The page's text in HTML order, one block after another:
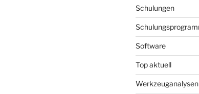
Schulungen
Software
Top aktuell